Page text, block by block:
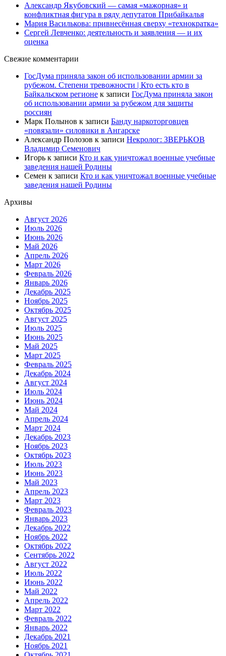
Александр Якубовский — самая «мажорная» и
конфликтная фигура в ряду депутатов Прибайкалья
Мария Василькова: привнесённая сверху «технократка»
Сергей Левченко: деятельность и заявления — и их
оценка
Свежие комментарии
ГосДума приняла закон об использовании армии за
рубежом. Степени тревожности | Кто есть кто в
Байкальском регионе к записи ГосДума приняла закон
об использовании армии за рубежом для защиты
россиян
Марк Полынов к записи Банду наркоторговцев
«повязали» силовики в Ангарске
Александр Полозов к записи Некролог: ЗВЕРЬКОВ
Владимир Семенович
Игорь к записи Кто и как уничтожал военные учебные
заведения нашей Родины
Семен к записи Кто и как уничтожал военные учебные
заведения нашей Родины
Архивы
Август 2026
Июль 2026
Июнь 2026
Май 2026
Апрель 2026
Март 2026
Февраль 2026
Январь 2026
Декабрь 2025
Ноябрь 2025
Октябрь 2025
Август 2025
Июль 2025
Июнь 2025
Май 2025
Март 2025
Февраль 2025
Декабрь 2024
Август 2024
Июль 2024
Июнь 2024
Май 2024
Апрель 2024
Март 2024
Декабрь 2023
Ноябрь 2023
Октябрь 2023
Июль 2023
Июнь 2023
Май 2023
Апрель 2023
Март 2023
Февраль 2023
Январь 2023
Декабрь 2022
Ноябрь 2022
Октябрь 2022
Сентябрь 2022
Август 2022
Июль 2022
Июнь 2022
Май 2022
Апрель 2022
Март 2022
Февраль 2022
Январь 2022
Декабрь 2021
Ноябрь 2021